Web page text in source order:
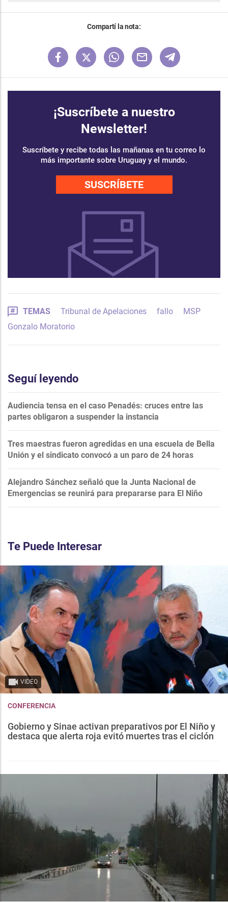
Compartí la nota:
¡Suscríbete a nuestro
Newsletter!
Suscríbete y recibe todas las mañanas en tu correo lo
más importante sobre Uruguay y el mundo.
SUSCRÍBETE
TEMAS Tribunal de Apelaciones fallo
MSP
Gonzalo Moratorio
Seguí leyendo
Audiencia tensa en el caso Penadés: cruces entre las
partes obligaron a suspender la instancia
Tres maestras fueron agredidas en una escuela de Bella
Unión y el sindicato convocó a un paro de 24 horas
Alejandro Sánchez señaló que la Junta Nacional de
Emergencias se reunirá para prepararse para El Niño
Te Puede Interesar
VIDEO
CONFERENCIA
Gobierno y Sinae activan preparativos por El Niño y
destaca que alerta roja evitó muertes tras el ciclón